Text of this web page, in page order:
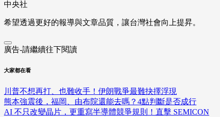
中央社
希望透過更好的報導與文章品質，讓台灣社會向上提昇。
廣告-請繼續往下閱讀
大家都在看
川普不想再打、也難收手！伊朗戰爭最難抉擇浮現
熊本強震後，福岡、由布院還能去嗎？4點判斷是否成行
AI 不只改變晶片，更重寫半導體競爭規則！直擊 SEMICON